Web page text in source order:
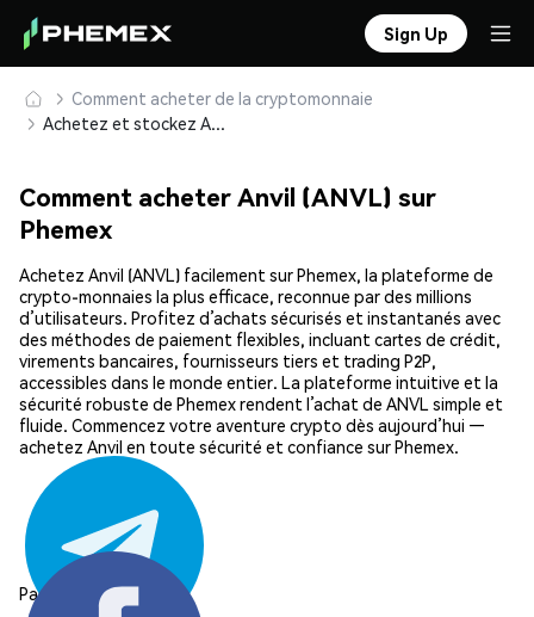
Sign Up
Comment acheter de la cryptomonnaie
Achetez et stockez Anvil (ANVL) en toute sécurité
Comment acheter Anvil (ANVL) sur
Phemex
Achetez Anvil (ANVL) facilement sur Phemex, la plateforme de
crypto-monnaies la plus efficace, reconnue par des millions
d’utilisateurs. Profitez d’achats sécurisés et instantanés avec
des méthodes de paiement flexibles, incluant cartes de crédit,
virements bancaires, fournisseurs tiers et trading P2P,
accessibles dans le monde entier. La plateforme intuitive et la
sécurité robuste de Phemex rendent l’achat de ANVL simple et
fluide. Commencez votre aventure crypto dès aujourd’hui —
achetez Anvil en toute sécurité et confiance sur Phemex.
Partager: